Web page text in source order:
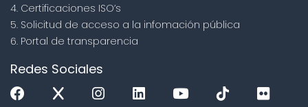
4. Certificaciones ISO’s
5. Solicitud de acceso a la infomación pública
6. Portal de transparencia
Redes Sociales